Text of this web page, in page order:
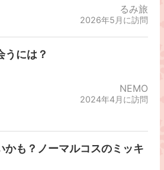
るみ旅
2026年5月に訪問
うには？
NEMO
2024年4月に訪問
かも？ノーマルコスのミッキ